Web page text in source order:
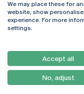
Rua Diogo Botelho
4169-005 Porto
+351 226 196 240
We may place these for
website, show
experience. For more
settings.
Accept all
No, adjust